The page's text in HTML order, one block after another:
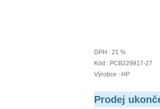
DPH : 21 %
Kód : PCB229917-27
Výrobce : HP
Prodej